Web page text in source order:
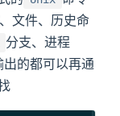
文件、历史命
分支、进程
的都可以再通